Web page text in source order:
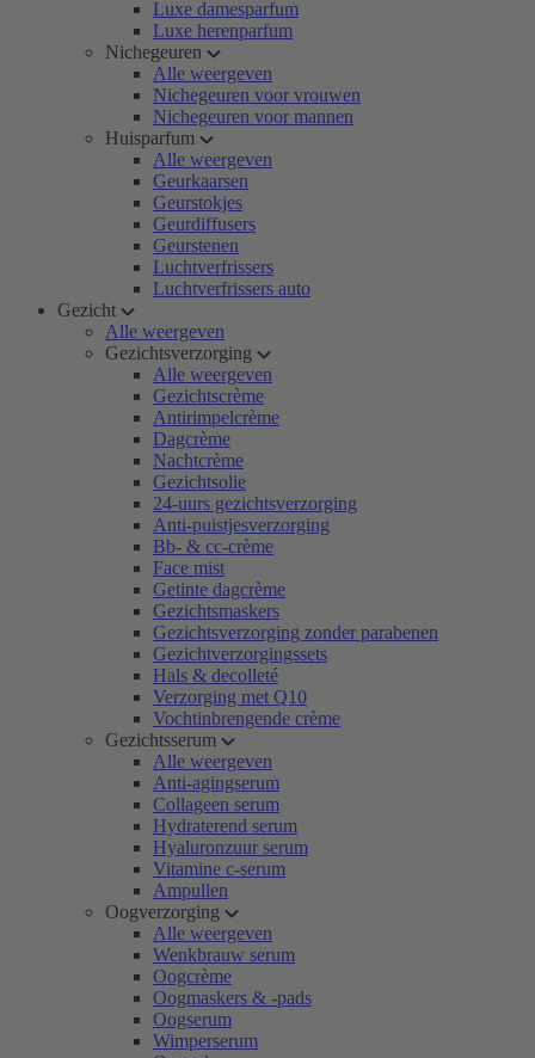
Luxe damesparfum
Luxe herenparfum
Nichegeuren
Alle weergeven
Nichegeuren voor vrouwen
Nichegeuren voor mannen
Huisparfum
Alle weergeven
Geurkaarsen
Geurstokjes
Geurdiffusers
Geurstenen
Luchtverfrissers
Luchtverfrissers auto
Gezicht
Alle weergeven
Gezichtsverzorging
Alle weergeven
Gezichtscrème
Antirimpelcrème
Dagcrème
Nachtcrème
Gezichtsolie
24-uurs gezichtsverzorging
Anti-puistjesverzorging
Bb- & cc-crème
Face mist
Getinte dagcrème
Gezichtsmaskers
Gezichtsverzorging zonder parabenen
Gezichtverzorgingssets
Hals & decolleté
Verzorging met Q10
Vochtinbrengende crème
Gezichtsserum
Alle weergeven
Anti-agingserum
Collageen serum
Hydraterend serum
Hyaluronzuur serum
Vitamine c-serum
Ampullen
Oogverzorging
Alle weergeven
Wenkbrauw serum
Oogcrème
Oogmaskers & -pads
Oogserum
Wimperserum